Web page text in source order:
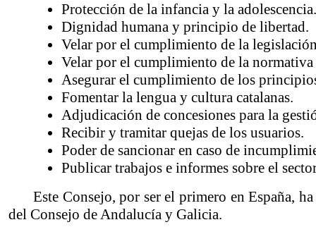
Protección de la infancia y la adolescencia.
Dignidad humana y principio de libertad.
Velar por el cumplimiento de la
Velar por el cumplimiento de la
Asegurar el cumplimiento de los
Fomentar la lengua y cultura catalanas.
Adjudicación de concesiones para la
Recibir y tramitar quejas de los usuarios.
Poder de sancionar en caso de
Publicar trabajos e informes sobre el
Este Consejo, por ser el primero en España,
del Consejo de Andalucía y Galicia.